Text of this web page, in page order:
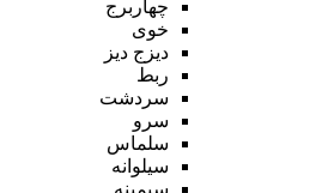
چهاربرج
خوی
دیزج دیز
ربط
سردشت
سرو
سلماس
سیلوانه
سیمینه